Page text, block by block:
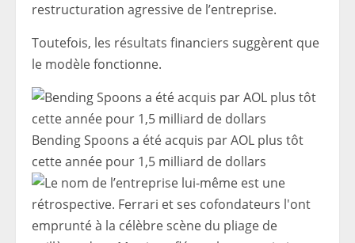
restructuration agressive de l’entreprise.
Toutefois, les résultats financiers suggèrent que
le modèle fonctionne.
Bending Spoons a été acquis par AOL plus tôt
cette année pour 1,5 milliard de dollars